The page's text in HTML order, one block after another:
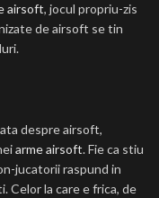
airsoft, jocul propriu-zis
de airsoft se tin
despre airsoft,
arme airsoft. Fie ca stiu
jucatorii raspund in
Celor la care e frica, de